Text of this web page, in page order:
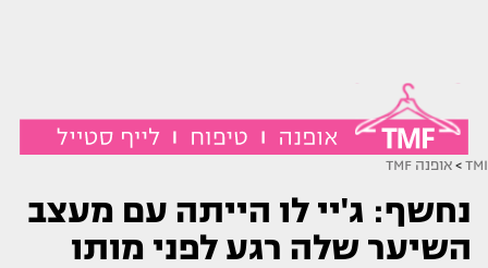
TMI
> אופנה TMF
נחשף: ג'יי לו הייתה עם מעצב
השיער שלה רגע לפני מותו